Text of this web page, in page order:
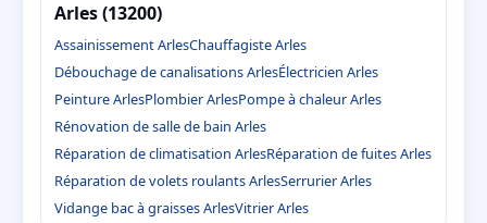
Arles (13200)
Assainissement ArlesChauffagiste Arles
Débouchage de canalisations ArlesÉlectricien Arles
Peinture ArlesPlombier ArlesPompe à chaleur Arles
Rénovation de salle de bain Arles
Réparation de climatisation ArlesRéparation de fuites Arles
Réparation de volets roulants ArlesSerrurier Arles
Vidange bac à graisses ArlesVitrier Arles